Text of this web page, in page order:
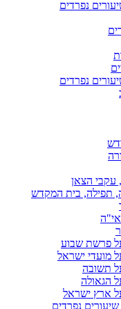
נפרדים
נפרדים
עקבי הצאן
תפילה, בית המקדש
פרשת שבוע
מועדי ישראל
תשובה
הגאולה
ארץ ישראל
נפרדים